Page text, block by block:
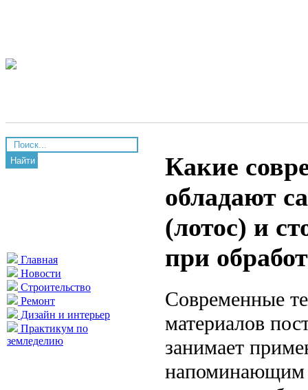
Найти
Главная
Новости
Строительство
Ремонт
Дизайн и интерьер
Практикум по
земледелию
Какие
обладают
(лотос) и
при
Современные
материалов
занимает
напоминающим